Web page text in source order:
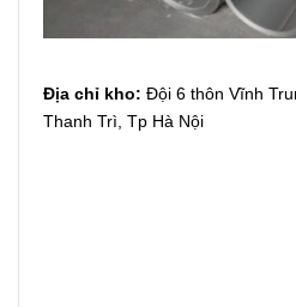
Địa chỉ kho: Đội 6 thôn Vĩnh
Thanh Trì, Tp Hà Nội